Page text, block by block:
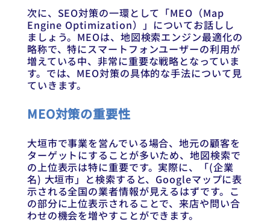
次に、SEO対策の一環として「MEO（Map
Engine Optimization）」についてお話しし
ましょう。MEOは、地図検索エンジン最適化の
略称で、特にスマートフォンユーザーの利用が
増えている中、非常に重要な戦略となっていま
す。では、MEO対策の具体的な手法について見
ていきます。
MEO対策の重要性
大垣市で事業を営んでいる場合、地元の顧客を
ターゲットにすることが多いため、地図検索で
の上位表示は特に重要です。実際に、「(企業
名) 大垣市」と検索すると、Googleマップに表
示される全国の業者情報が見えるはずです。こ
の部分に上位表示されることで、来店や問い合
わせの機会を増やすことができます。